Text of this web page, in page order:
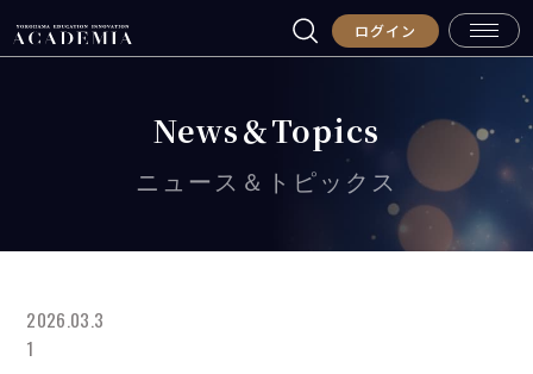
ログイン
News＆Topics
ニュース＆トピックス
2026.03.3
1